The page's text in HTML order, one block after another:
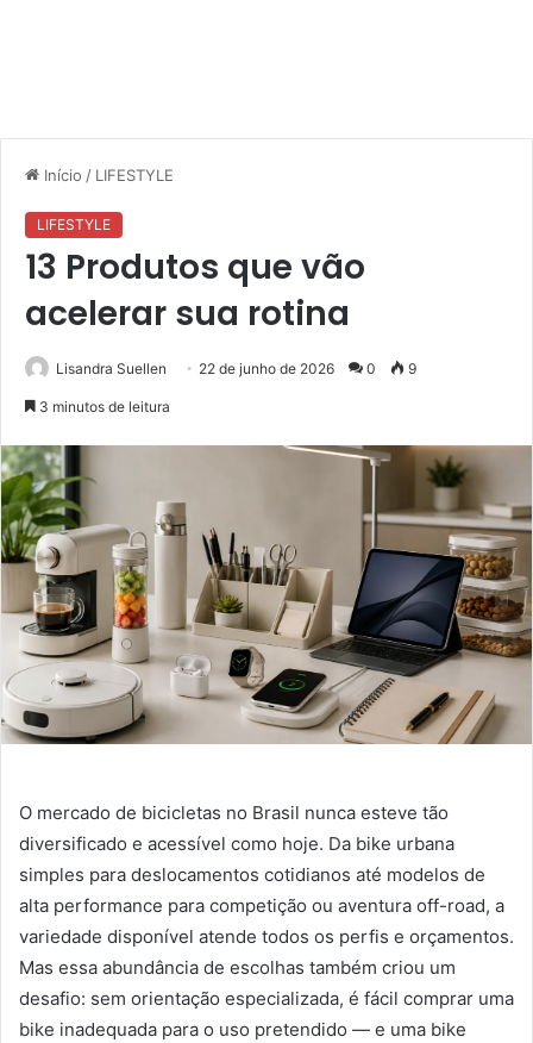
Início / LIFESTYLE
LIFESTYLE
13 Produtos que vão
acelerar sua rotina
Lisandra Suellen 22 de junho de 2026 0 9
3 minutos de leitura
O mercado de bicicletas no Brasil nunca esteve tão
diversificado e acessível como hoje. Da bike urbana
simples para deslocamentos cotidianos até modelos de
alta performance para competição ou aventura off-road, a
variedade disponível atende todos os perfis e orçamentos.
Mas essa abundância de escolhas também criou um
desafio: sem orientação especializada, é fácil comprar uma
bike inadequada para o uso pretendido — e uma bike